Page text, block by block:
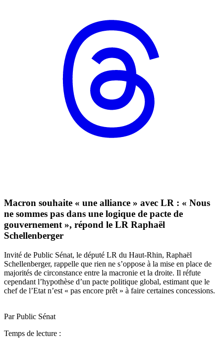
Macron souhaite « une alliance » avec LR : « Nous
ne sommes pas dans une logique de pacte de
gouvernement », répond le LR Raphaël
Schellenberger
Invité de Public Sénat, le député LR du Haut-Rhin, Raphaël
Schellenberger, rappelle que rien ne s’oppose à la mise en place de
majorités de circonstance entre la macronie et la droite. Il réfute
cependant l’hypothèse d’un pacte politique global, estimant que le
chef de l’Etat n’est « pas encore prêt » à faire certaines concessions.
Par Public Sénat
Temps de lecture :